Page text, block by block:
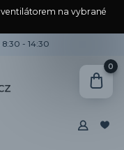
ventilátorem na vybrané
8:30 - 14:30
0